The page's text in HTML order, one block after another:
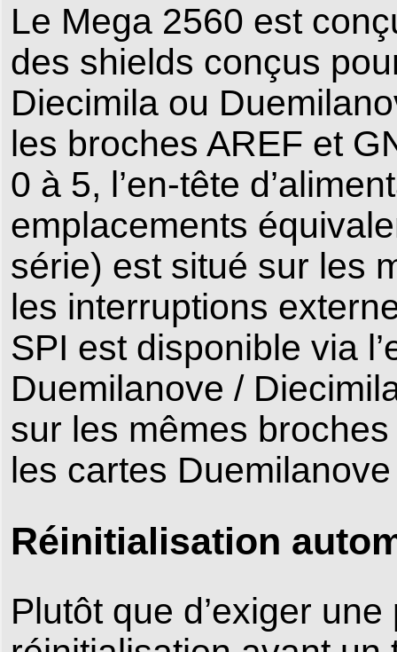
Le Mega 2560 est
des shields conçus
Diecimila ou
les broches AREF et
0 à 5, l’en-tête
emplacements
série) est situé sur les
les interruptions
SPI est disponible via
Duemilanove /
sur les mêmes
les cartes
Réinitialisation
Plutôt que d’exiger